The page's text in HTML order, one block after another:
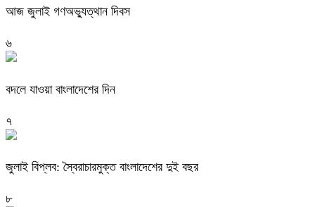
আজ জুলাই গণঅভ্যুত্থান দিবস
৬
বদলে যাওয়া বাংলাদেশের দিন
৭
জুলাই বিপ্লব: স্বৈরাচারমুক্ত বাংলাদেশের দুই বছর
৮